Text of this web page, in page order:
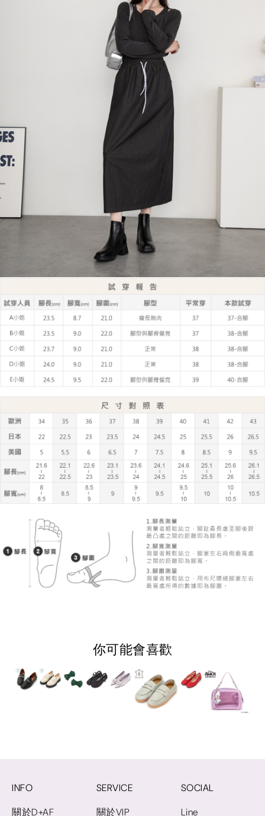
你可能會喜歡
INFO
關於D+AF
SERVICE
關於VIP
SOCIAL
Line